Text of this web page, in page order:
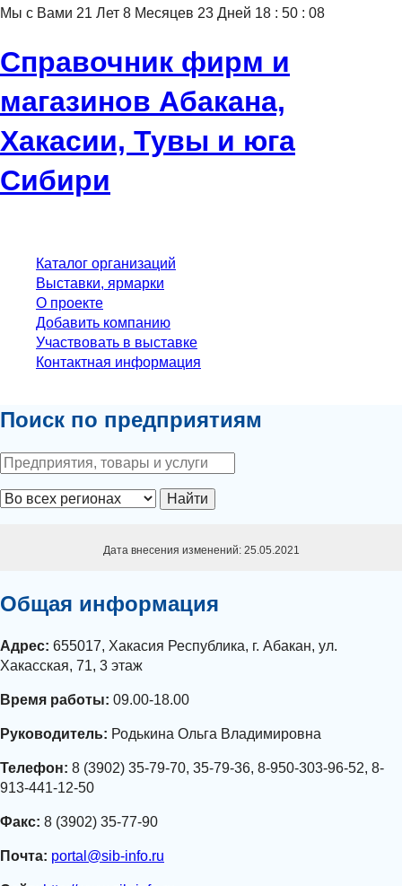
Мы с Вами 21 Лет 8 Месяцев 23 Дней 18 : 50 : 08
Справочник фирм и
магазинов Абакана,
Хакасии, Тувы и юга
Сибири
Каталог организаций
Выставки, ярмарки
О проекте
Добавить компанию
Участвовать в выставке
Контактная информация
Поиск по предприятиям
Найти
Дата внесения изменений: 25.05.2021
Общая информация
Адрес: 655017, Хакасия Республика, г. Абакан, ул.
Хакасская, 71, 3 этаж
Время работы: 09.00-18.00
Руководитель: Родькина Ольга Владимировна
Телефон: 8 (3902) 35-79-70, 35-79-36, 8-950-303-96-52, 8-
913-441-12-50
Факс: 8 (3902) 35-77-90
Почта: portal@sib-info.ru